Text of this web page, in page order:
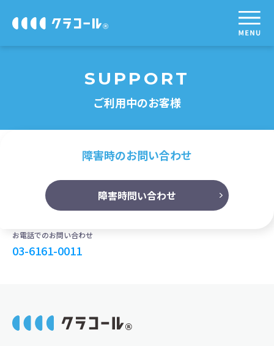
SUPPORT
ご利用中のお客様
障害時のお問い合わせ
障害時問い合わせ
お電話でのお問い合わせ
03-6161-0011